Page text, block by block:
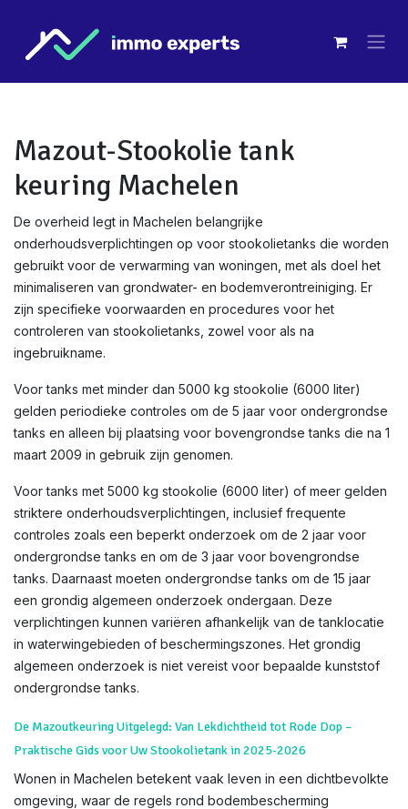
Mazout-Stookolie tank
keuring Machelen
De overheid legt in Machelen belangrijke
onderhoudsverplichtingen op voor stookolietanks die worden
gebruikt voor de verwarming van woningen, met als doel het
minimaliseren van grondwater- en bodemverontreiniging. Er
zijn specifieke voorwaarden en procedures voor het
controleren van stookolietanks, zowel voor als na
ingebruikname.
Voor tanks met minder dan 5000 kg stookolie (6000 liter)
gelden periodieke controles om de 5 jaar voor ondergrondse
tanks en alleen bij plaatsing voor bovengrondse tanks die na 1
maart 2009 in gebruik zijn genomen.
Voor tanks met 5000 kg stookolie (6000 liter) of meer gelden
striktere onderhoudsverplichtingen, inclusief frequente
controles zoals een beperkt onderzoek om de 2 jaar voor
ondergrondse tanks en om de 3 jaar voor bovengrondse
tanks. Daarnaast moeten ondergrondse tanks om de 15 jaar
een grondig algemeen onderzoek ondergaan. Deze
verplichtingen kunnen variëren afhankelijk van de tanklocatie
in waterwingebieden of beschermingszones. Het grondig
algemeen onderzoek is niet vereist voor bepaalde kunststof
ondergrondse tanks.
De Mazoutkeuring Uitgelegd: Van Lekdichtheid tot Rode Dop –
Praktische Gids voor Uw Stookolietank in 2025-2026
Wonen in Machelen betekent vaak leven in een dichtbevolkte
omgeving, waar de regels rond bodembescherming